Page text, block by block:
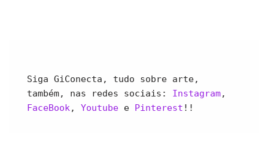
Siga GiConecta, tudo sobre arte,
também, nas redes sociais: Instagram
FaceBook, Youtube e Pinterest !!